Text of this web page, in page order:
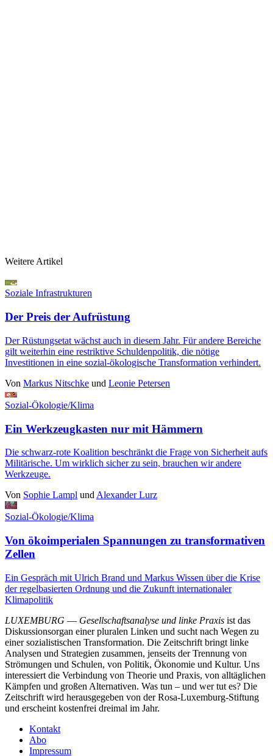
Weitere Artikel
Soziale Infrastrukturen
Der Preis der Aufrüstung
Der Rüstungsetat wächst auch in diesem Jahr. Für andere Bereiche
gilt weiterhin eine restriktive Schuldenpolitik, die nötige
Investitionen in eine sozial-ökologische Transformation verhindert.
Von Markus Nitschke und Leonie Petersen
Sozial-Ökologie/Klima
Ein Werkzeugkasten nur mit Hämmern
Die schwarz-rote Koalition beschränkt die Frage von Sicherheit aufs
Militärische. Um wirklich sicher zu sein, brauchen wir andere
Werkzeuge.
Von Sophie Lampl und Alexander Lurz
Sozial-Ökologie/Klima
Von ökoimperialen Spannungen zu transformativen
Zellen
Ein Gespräch mit Ulrich Brand und Markus Wissen über die Krise
der regelbasierten Ordnung und die Zukunft internationaler
Klimapolitik
LUXEMBURG — Gesellschaftsanalyse und linke Praxis ist das
Diskussionsorgan einer pluralen Linken und sucht nach Wegen zu
einer sozialistischen Transformation. Die Zeitschrift bringt linke
Analysen und Strategien zusammen, jenseits der Trennung von
Strömungen und Schulen, von Politik, Ökonomie und Kultur. Uns
interessiert die Verbindung von Theorie und Praxis, von alltäglichen
Kämpfen und großen Alternativen. Was tun – und wer tut es? Die
Zeitschrift wird herausgegeben von der Rosa-Luxemburg-Stiftung
und erscheint kostenfrei dreimal im Jahr.
Kontakt
Abo
Impressum